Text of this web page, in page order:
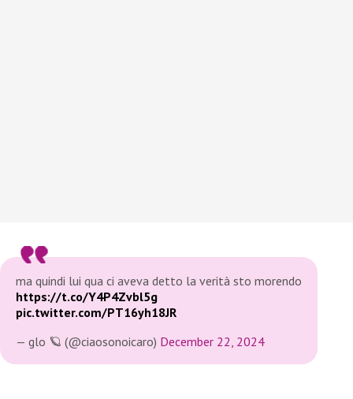
ma quindi lui qua ci aveva detto la verità sto morendo
https://t.co/Y4P4Zvbl5g
pic.twitter.com/PT16yh18JR
— glo 🪐 (@ciaosonoicaro) December 22, 2024